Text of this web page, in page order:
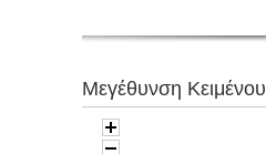
Μεγέθυνση Κειμένου